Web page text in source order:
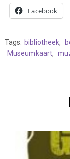
Facebook
Tags: bibliotheek,
Museumkaart,